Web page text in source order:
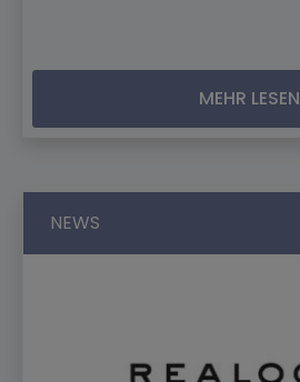
MEHR LESEN
NEWS